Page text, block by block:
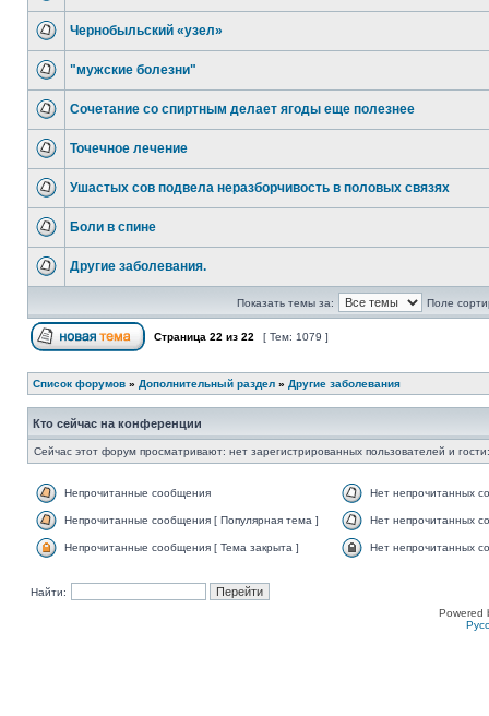
Чернобыльский «узел»
"мужские болезни"
Сочетание со спиртным делает ягоды еще полезнее
Точечное лечение
Ушастых сов подвела неразборчивость в половых связях
Боли в спине
Другие заболевания.
Показать темы за: Поле
Страница 22 из 22 [ Тем: 1079 ]
Список форумов » Дополнительный раздел » Другие заболевания
Кто сейчас на конференции
Сейчас этот форум просматривают: нет зарегистрированных пользователей и
Непрочитанные сообщения Нет непрочитанных
Непрочитанные сообщения [ Популярная тема ] Нет непрочитанных
Непрочитанные сообщения [ Тема закрыта ] Нет непрочитанных
Найти:
Powered